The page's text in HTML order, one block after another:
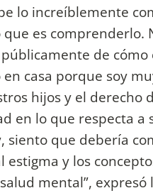
lo increíblemente
que es comprenderlo.
de cómo
en casa porque soy
hijos y el derecho
en lo que respecta a
siento que debería
estigma y los
mental”, expresó